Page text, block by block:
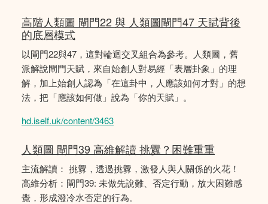
高階人類圖 閘門22 與 人類圖閘門47 天賦背後
的底層模式
以閘門22與47，這對輪迴交叉組合為參考。人類圖，舊
派解說閘門天賦，來自始創人對易經「表層卦象」的理
解，加上始創人認為「在這卦中，人應該如何才對」的想
法，把「應該如何做」說為「你的天賦」。
hd.iself.uk/content/3463
人類圖 閘門39 高維解讀 挑釁？困難重重
主流解讀： 挑釁，透過挑釁，激發人與人關係的火花！
高維分析：閘門39: 未做先說難、否定行動，放大困難感
覺，形成潑冷水否定的行為。